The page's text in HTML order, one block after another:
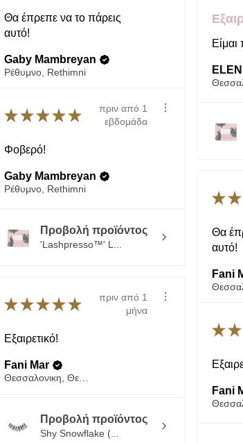
να ξεχωρίζουν.
Άψογες για...
παχιά και
να δώσετε ένα
Ωστόσο δεν
που έχουν
πιο γρήγορα
η ένωση της
Θα έπρεπε να το πάρεις αυτό!
Ρέθυμνο, Rethimni
Είμαι
ELENI
★★★★★
πριν από 1
εβδομάδα
Φοβερό!
Gaby Mambreyan
Ρέθυμνο, Rethimni
Προβολή προϊόντος
'Lashpresso™' L...
★★
Θα
★★★★★
πριν από 1
μήνα
Εξαιρετικό!
Fani Mar
Θεσσαλονικη, Θεσσαλονίκη
Προβολή προϊόντος
Shy Snowflake (...
★★
Fani